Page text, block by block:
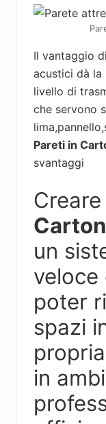
Il vantaggio
acustici dà la
livello di
che servono
Pareti in
svantaggi
un
veloce
poter
spazi
in